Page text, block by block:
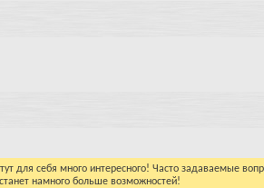
для себя много интересного! Часто задаваемые
намного больше возможностей!